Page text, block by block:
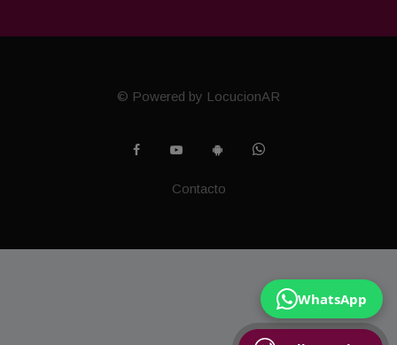
WhatsApp
© Powered by LocucionAR
Contacto